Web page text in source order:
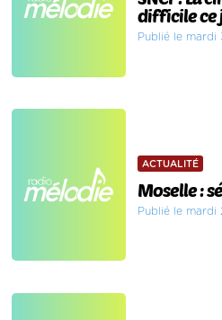
difficile ce
Publié le mardi
ACTUALITÉ
Moselle :
Publié le mardi